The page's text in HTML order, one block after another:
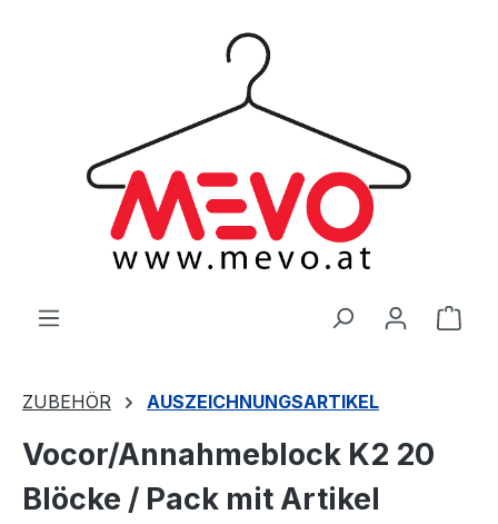
ZUBEHÖR AUSZEICHNUNGSARTIKEL
Vocor/Annahmeblock K2 20
Blöcke / Pack mit Artikel